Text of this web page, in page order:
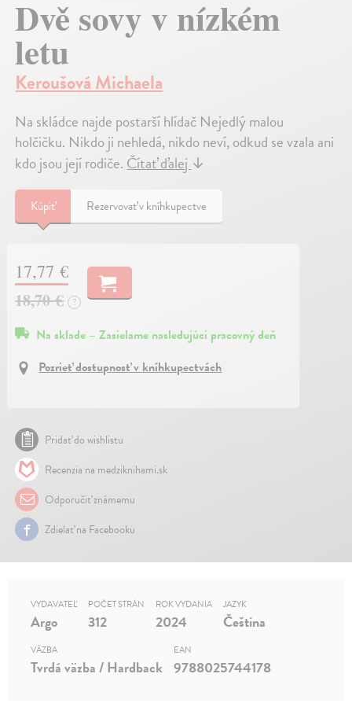
Dvě sovy v nízkém
letu
Keroušová Michaela
Na skládce najde postarší hlídač Nejedlý malou
holčičku. Nikdo ji nehledá, nikdo neví, odkud se vzala ani
kdo jsou její rodiče.Čítať ďalej↓
Kúpiť Rezervovať v kníhkupectve
17,77 €
18,70 €
?
Na sklade – Zasielame nasledujúci pracovný deň
Pozrieť dostupnosť v kníhkupectvách
Pridať do wishlistu
Recenzia na medziknihami.sk
Odporučiť známemu
Zdielať na Facebooku
VYDAVATEĽ
Argo
POČET STRÁN
312
ROK VYDANIA
2024
JAZYK
Čeština
VÄZBA
Tvrdá väzba / Hardback
EAN
9788025744178